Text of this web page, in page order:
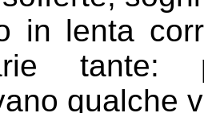
in lenta
qualche